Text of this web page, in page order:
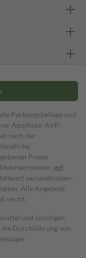
Packungsbeilage und
Apotheke. AVP:
nach der
Preise
ggf.
versand­kosten­
Alle Angebote
reicht.
und sonstigen
Durchführung von